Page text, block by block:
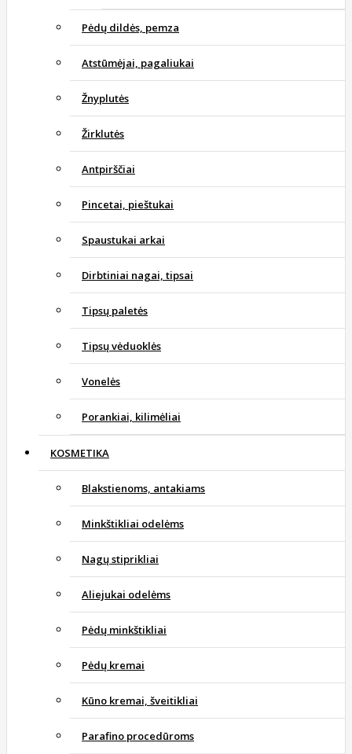
Pėdų dildės, pemza
Atstūmėjai, pagaliukai
Žnyplutės
Žirklutės
Antpirščiai
Pincetai, pieštukai
Spaustukai arkai
Dirbtiniai nagai, tipsai
Tipsų paletės
Tipsų vėduoklės
Vonelės
Porankiai, kilimėliai
KOSMETIKA
Blakstienoms, antakiams
Minkštikliai odelėms
Nagų stiprikliai
Aliejukai odelėms
Pėdų minkštikliai
Pėdų kremai
Kūno kremai, šveitikliai
Parafino procedūroms